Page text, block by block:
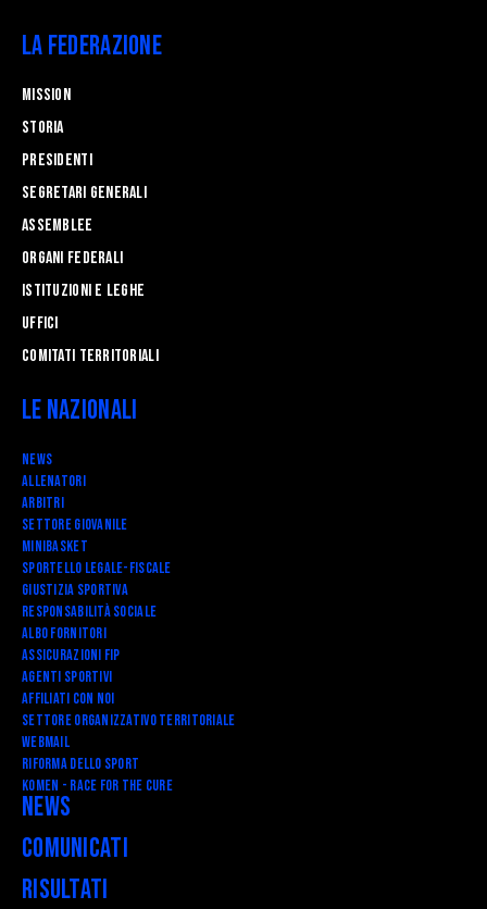
La Federazione
Mission
STORIA
Presidenti
Segretari generali
Assemblee
Organi federali
Istituzioni e leghe
Uffici
Comitati Territoriali
Le Nazionali
News
Allenatori
Arbitri
Settore Giovanile
Minibasket
SPORTELLO LEGALE-FISCALE
Giustizia Sportiva
Responsabilità Sociale
Albo fornitori
Assicurazioni FIP
Agenti Sportivi
Affiliati con noi
Settore Organizzativo Territoriale
Webmail
RIFORMA DELLO SPORT
Komen - Race for the Cure
News
Comunicati
Risultati